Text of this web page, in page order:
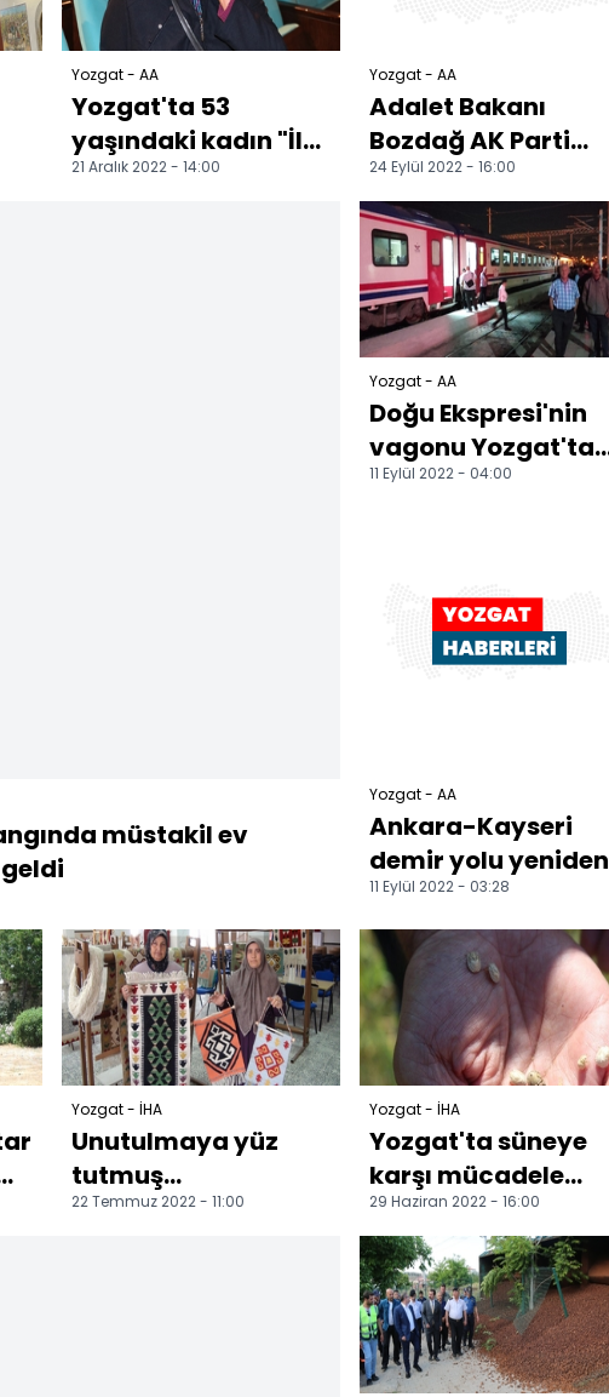
Yozgat - AA
Yozgat'ta 53
yaşındaki kadın "İlk
Evim İlk İş Yerim"
21 Aralık 2022 - 14:00
Yozgat - AA
Adalet Bakanı
Bozdağ AK Parti
Şefaatli İlçe
Danışma Meclisi
Toplantısı'nda...
24 Eylül 2022 - 16:00
müstakil ev
Yozgat - AA
Doğu Ekspresi'nin
vagonu Yozgat'ta
raydan çıktı,
11 Eylül 2022 - 04:00
Yozgat - AA
Ankara-Kayseri
demir yolu yeniden
ulaşıma açıldı
11 Eylül 2022 - 03:28
Yozgat - İHA
Unutulmaya yüz
tutmuş
dokumacılık,
22 Temmuz 2022 - 11:00
Yozgat - İHA
Yozgat'ta süneye
karşı mücadele
sürüyor
29 Haziran 2022 - 16:00